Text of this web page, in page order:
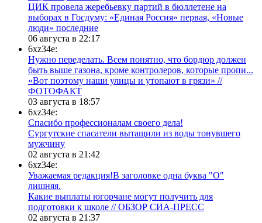
ЦИК провела жеребьевку партий в бюллетене на
выборах в Госдуму: «Единая Россия» первая, «Новые
люди» последние
06 августа в 22:17
6xz34e:
Нужно переделать. Всем понятно, что бордюр должен
быть выше газона, кроме контролеров, которые пропи...
«Вот поэтому наши улицы и утопают в грязи» //
ФОТОФАКТ
03 августа в 18:57
6xz34e:
Спасибо профессионалам своего дела!
Сургутские спасатели вытащили из воды тонувшего
мужчину
02 августа в 21:42
6xz34e:
Уважаемая редакция!В заголовке одна буква "О"
лишняя.
Какие выплаты югорчане могут получить для
подготовки к школе // ОБЗОР СИА-ПРЕСС
02 августа в 21:37